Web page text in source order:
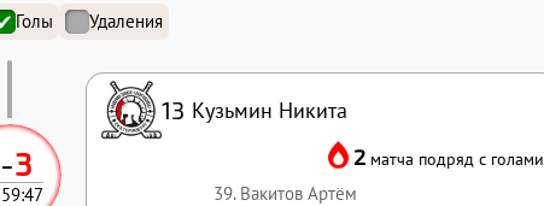
Голы Удаления
-3
59:47
13 Кузьмин Никита
2 матча подряд с голами
39. Вакитов Артём